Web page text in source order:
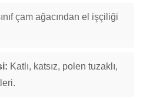
çam ağacından el işçiliği
Katlı, katsız, polen tuzaklı,